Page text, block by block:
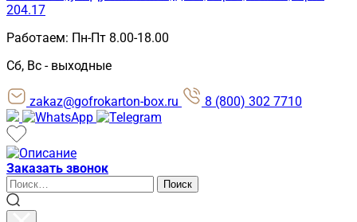
204.17
Работаем: Пн-Пт 8.00-18.00
Сб, Вс - выходные
zakaz@gofrokarton-box.ru 8 (800) 302 7710
Заказать звонок
Искать:
Поиск